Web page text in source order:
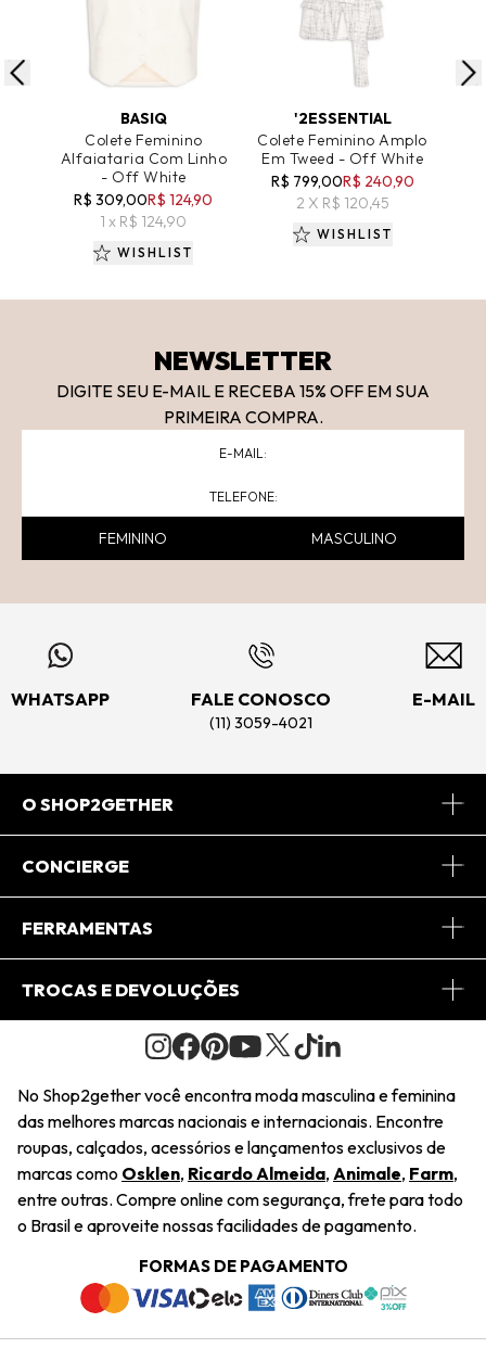
ADICIONAR AO CARRINHO
BASIQ
Colete Feminino
Alfaiataria Com Linho
- Off White
R$ 309,00R$ 124,90
1 x R$ 124,90
WISHLIST
ADICIONAR AO CARRINHO
'2ESSENTIAL
Colete Feminino Amplo
Em Tweed - Off White
R$ 799,00R$ 240,90
2 X R$ 120,45
WISHLIST
NEWSLETTER
DIGITE SEU E-MAIL E RECEBA 15% OFF EM SUA
PRIMEIRA COMPRA.
FEMININO MASCULINO
WHATSAPP FALE CONOSCO
(11) 3059-4021
E-MAIL
O SHOP2GETHER
Sobre Nós
Journal
Saiu na Mídia
Sustentabilidade
Navegando
Termos e Condições
Trabalhe Conosco
CONCIERGE
Central de Relacionamento
Regulamento e Promoções
FERRAMENTAS
Minha Conta
Pedido de Presente
Wishlist
TROCAS E DEVOLUÇÕES
Condições Gerais
Troca Fácil
Restituição de Pagamento
Dúvidas Frequentes
Termos e Condições
Política de Privacidade
No Shop2gether você encontra moda masculina e feminina
das melhores marcas nacionais e internacionais. Encontre
roupas, calçados, acessórios e lançamentos exclusivos de
marcas como Osklen, Ricardo Almeida, Animale, Farm,
entre outras. Compre online com segurança, frete para todo
o Brasil e aproveite nossas facilidades de pagamento.
FORMAS DE PAGAMENTO